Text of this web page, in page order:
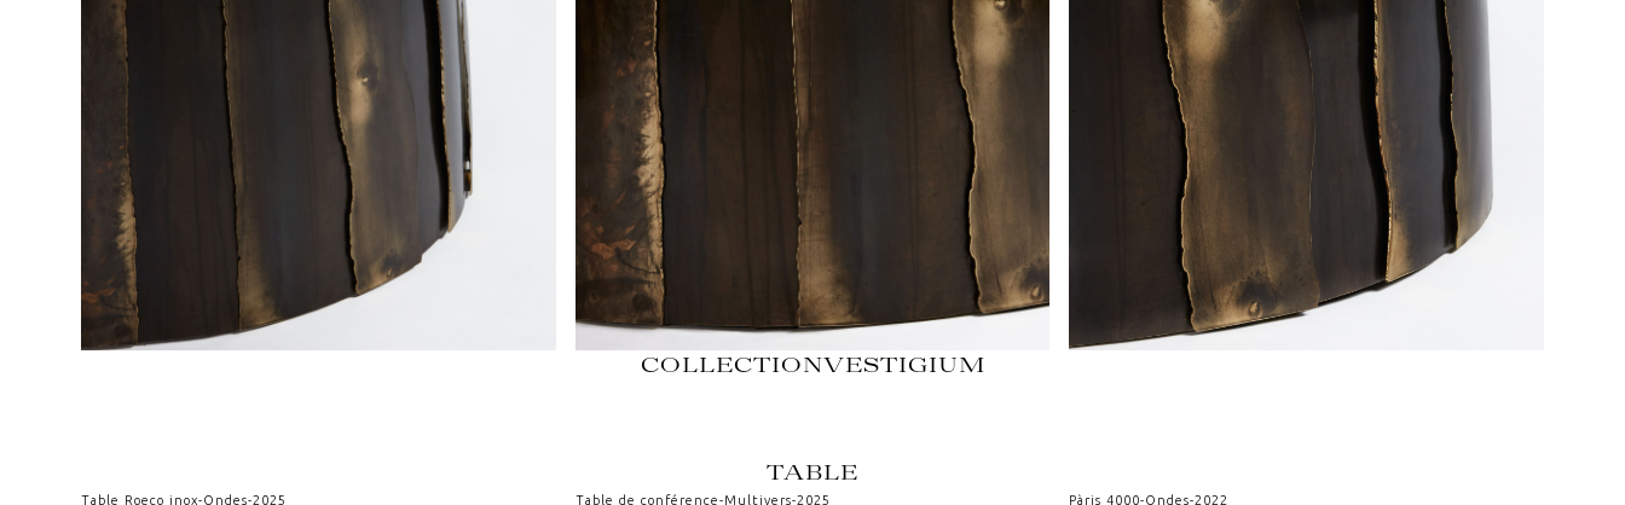
COLLECTIONVESTIGIUM
TABLE
Table Roeco inox-Ondes-2025 Table de conférence-Multivers-2025 Pàris 4000-Ondes-2022